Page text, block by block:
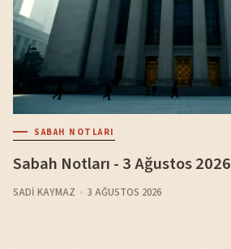
SABAH NOTLARI
Sabah Notları - 3 Ağustos 2026
SADI KAYMAZ 3 AĞUSTOS 2026